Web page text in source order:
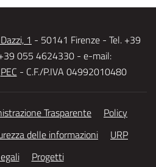
1 - 50141 Firenze - Tel. +39
055 4624330 - e-mail:
PEC - C.F./P.IVA 04992010480
Trasparente
Policy
delle informazioni
URP
Progetti